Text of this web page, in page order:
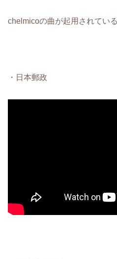
chelmicoの曲が起用されてい
・日本郵政